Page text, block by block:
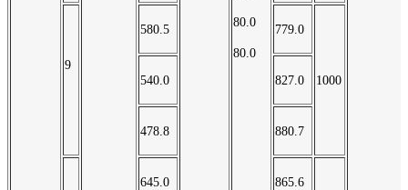
80.0
80.0
9
580.5 779.0
1000
540.0 827.0
478.8 880.7
645.0 865.6